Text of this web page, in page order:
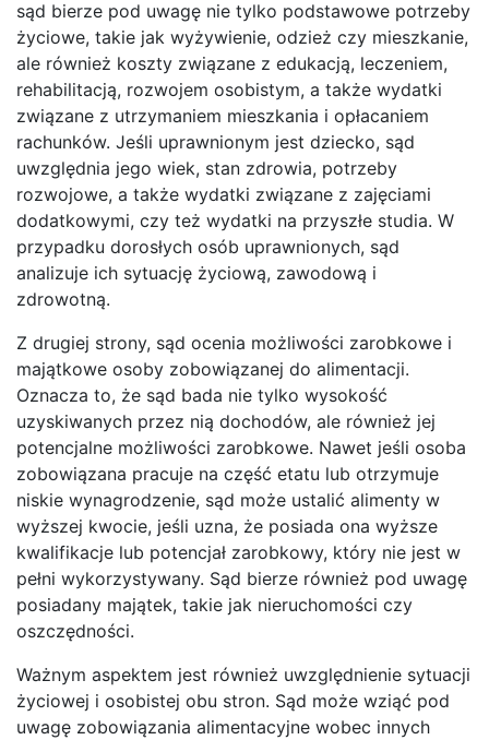
sąd bierze pod uwagę nie tylko podstawowe potrzeby
życiowe, takie jak wyżywienie, odzież czy mieszkanie,
ale również koszty związane z edukacją, leczeniem,
rehabilitacją, rozwojem osobistym, a także wydatki
związane z utrzymaniem mieszkania i opłacaniem
rachunków. Jeśli uprawnionym jest dziecko, sąd
uwzględnia jego wiek, stan zdrowia, potrzeby
rozwojowe, a także wydatki związane z zajęciami
dodatkowymi, czy też wydatki na przyszłe studia. W
przypadku dorosłych osób uprawnionych, sąd
analizuje ich sytuację życiową, zawodową i
zdrowotną.
Z drugiej strony, sąd ocenia możliwości zarobkowe i
majątkowe osoby zobowiązanej do alimentacji.
Oznacza to, że sąd bada nie tylko wysokość
uzyskiwanych przez nią dochodów, ale również jej
potencjalne możliwości zarobkowe. Nawet jeśli osoba
zobowiązana pracuje na część etatu lub otrzymuje
niskie wynagrodzenie, sąd może ustalić alimenty w
wyższej kwocie, jeśli uzna, że posiada ona wyższe
kwalifikacje lub potencjał zarobkowy, który nie jest w
pełni wykorzystywany. Sąd bierze również pod uwagę
posiadany majątek, takie jak nieruchomości czy
oszczędności.
Ważnym aspektem jest również uwzględnienie sytuacji
życiowej i osobistej obu stron. Sąd może wziąć pod
uwagę zobowiązania alimentacyjne wobec innych